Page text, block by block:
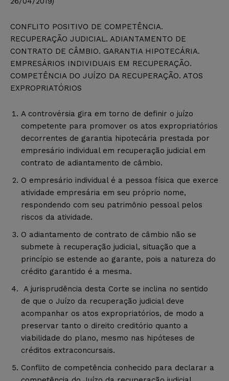
CONFLITO POSITIVO DE COMPETÊNCIA.
RECUPERAÇÃO JUDICIAL. ADIANTAMENTO DE
CONTRATO DE CÂMBIO. GARANTIA HIPOTECÁRIA.
EMPRESÁRIOS INDIVIDUAIS EM RECUPERAÇÃO.
COMPETÊNCIA DO JUÍZO DA RECUPERAÇÃO. ATOS
EXPROPRIATÓRIOS
A controvérsia gira em torno de definir o juízo
competente para promover os atos expropriatórios
decorrentes de garantia hipotecária prestada por
empresário individual em recuperação judicial em
contrato de adiantamento de câmbio.
O empresário individual é a pessoa física que exerce
atividade empresária em seu próprio nome,
respondendo com seu patrimônio pessoal pelos
riscos da atividade.
O adiantamento de contrato de câmbio não se
submete à recuperação judicial, situação que a
princípio se estende ao garante, pois a natureza do
crédito garantido é a mesma.
A jurisprudência desta Corte se inclina no sentido
de que o Juízo da recuperação judicial deve
acompanhar os atos expropriatórios, de modo a
preservar tanto o direito creditório quanto a
viabilidade do plano, mesmo nas hipóteses de
créditos extraconcursais.
Conflito de competência conhecido para declarar a